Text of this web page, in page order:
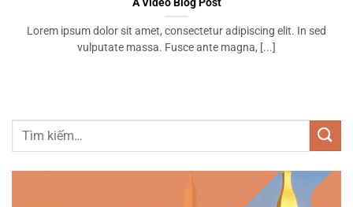
A Video Blog Post
Lorem ipsum dolor sit amet, consectetur adipiscing elit. In sed
vulputate massa. Fusce ante magna, [...]